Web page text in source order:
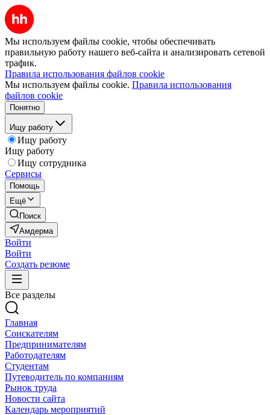
Мы используем файлы cookie, чтобы обеспечивать
правильную работу нашего веб-сайта и анализировать сетевой
трафик.
Правила использования файлов cookie
Мы используем файлы cookie. Правила использования
файлов cookie
Понятно
Ищу работу
Ищу работу
Ищу работу
Ищу сотрудника
Сервисы
Помощь
Ещё
Поиск
Амдерма
Войти
Войти
Создать резюме
Все разделы
Главная
Соискателям
Предпринимателям
Работодателям
Студентам
Путеводитель по компаниям
Рынок труда
Новости сайта
Календарь мероприятий